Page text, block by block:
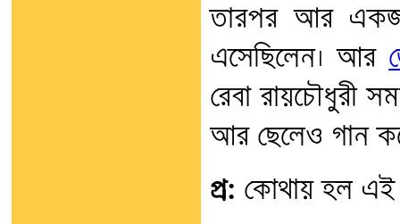
তারপর আর
এসেছিলেন। আর
রেবা রায়চৌধুরী
আর ছেলেও গান
প্র: কোথায় হল এই